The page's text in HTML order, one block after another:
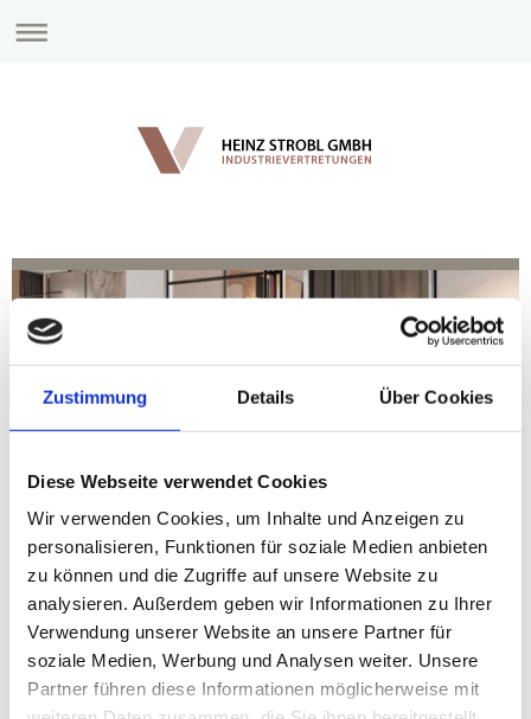
Zustimmung Details Über Cookies
Diese Webseite verwendet Cookies
Wir verwenden Cookies, um Inhalte und Anzeigen zu
personalisieren, Funktionen für soziale Medien anbieten
zu können und die Zugriffe auf unsere Website zu
analysieren. Außerdem geben wir Informationen zu Ihrer
Verwendung unserer Website an unsere Partner für
soziale Medien, Werbung und Analysen weiter. Unsere
Partner führen diese Informationen möglicherweise mit
Finnhaus Wolff
Ihr Finnhaus-Produkt ist innerhalb der Garantiezeit von
2 Jahren kaputtgegangen? Das soll nicht sein. Wenn
Ihr Produkt von unserem Kundenservice abgedeckt ist,
können Sie die Reklamation auf den folgenden Seiten
ganz einfach einreichen.